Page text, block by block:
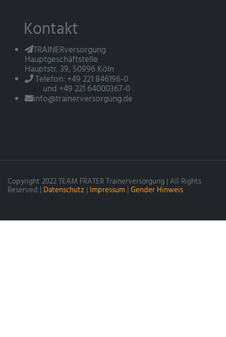
Kontakt
TRAINERversorgung
Hauptgeschäftstelle
Hauptstr. 39, 50996 Köln
Telefon: +49 221 846196-0
und +49 221 64000367-0
info@trainerversorgung.de
Copyright 2022 TEAM FRATER Trainerversorgung | All Rights
Reserved | Datenschutz | Impressum | Gender Hinweis